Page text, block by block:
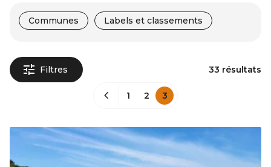
Communes Labels et classements
Filtres 33 résultats
1 2 3